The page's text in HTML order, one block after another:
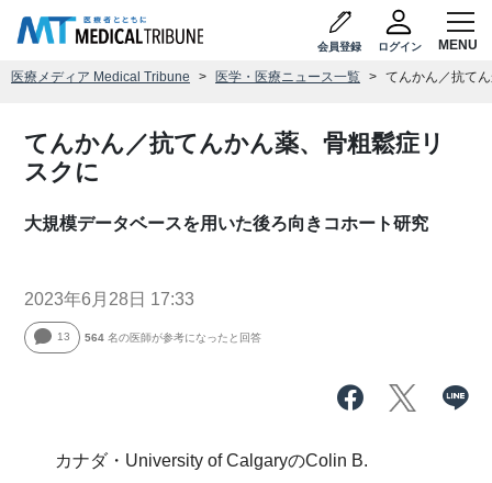
会員登録 ログイン
医療メディア Medical Tribune 医学・医療ニュース一覧 てんかん／抗て
てんかん／抗てんかん薬、骨粗鬆症リ
スクに
大規模データベースを用いた後ろ向きコホート研究
2023年6月28日 17:33
13 564 名の医師が参考になったと回答
カナダ・University of CalgaryのColin B.